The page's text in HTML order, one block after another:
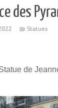
des
Statues
de